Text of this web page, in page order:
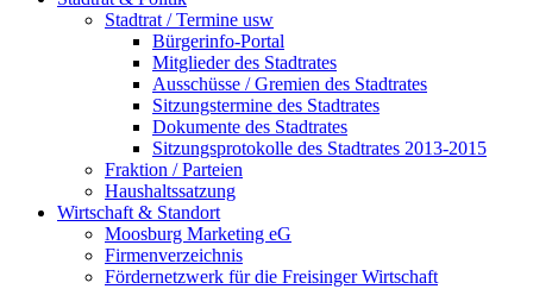
Stadtrat / Termine usw
Bürgerinfo-Portal
Mitglieder des Stadtrates
Ausschüsse / Gremien des Stadtrates
Sitzungstermine des Stadtrates
Dokumente des Stadtrates
Sitzungsprotokolle des Stadtrates 2013-2015
Fraktion / Parteien
Haushaltssatzung
Wirtschaft & Standort
Moosburg Marketing eG
Firmenverzeichnis
Fördernetzwerk für die Freisinger Wirtschaft